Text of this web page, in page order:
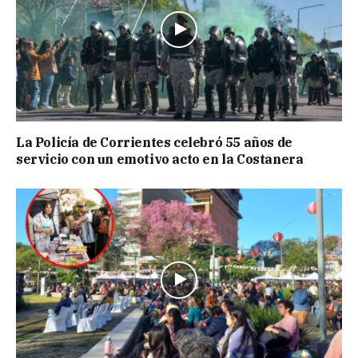
La Policía de Corrientes celebró 55 años de
servicio con un emotivo acto en la Costanera